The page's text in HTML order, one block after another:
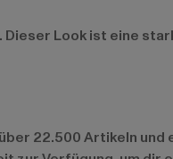
Look ist eine
22.500 Artikeln